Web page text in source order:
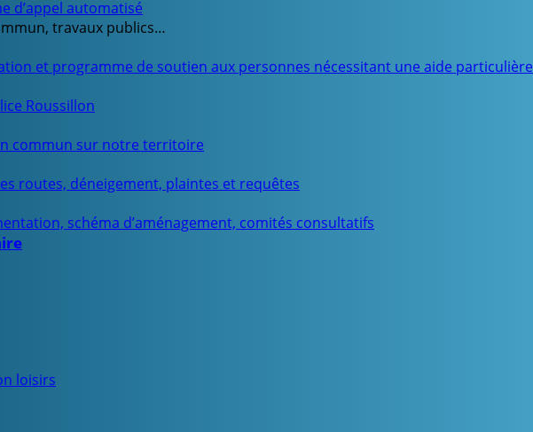
d’appel automatisé
travaux publics…
et programme de soutien aux personnes nécessitant une aide particulière
Roussillon
commun sur notre territoire
routes, déneigement, plaintes et requêtes
schéma d’aménagement, comités consultatifs
loisirs